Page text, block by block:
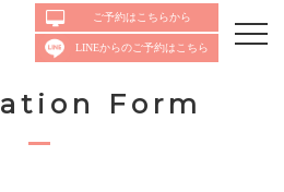
ご予約はこちらから
LINEからのご予約はこちら
Form